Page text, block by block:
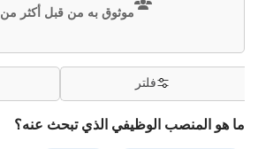
موثوق به من قبل أكثر من 500 ألف مستخدم
ما هو المنصب الوظيفي الذي تبحث عنه؟
فلتر